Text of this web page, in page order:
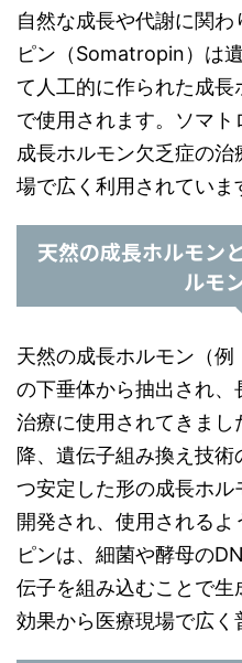
自然な成長や代謝に関
ピン（Somatropin）は
て人工的に作られた成
で使用されます。ソマ
成長ホルモン欠乏症の
場で広く利用されていま
天然の成長ホルモン
ルモ
天然の成長ホルモン（
の下垂体から抽出され
治療に使用されてきま
降、遺伝子組み換え技
つ安定した形の成長ホ
開発され、使用される
ピンは、細菌や酵母の
伝子を組み込むことで生
効果から医療現場で広く